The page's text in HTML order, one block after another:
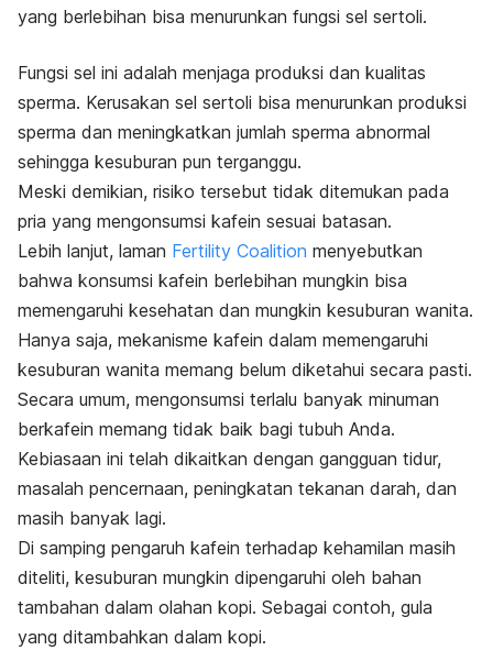
yang berlebihan bisa menurunkan fungsi sel sertoli.
Fungsi sel ini adalah menjaga produksi dan kualitas
sperma. Kerusakan sel sertoli bisa menurunkan produksi
sperma dan meningkatkan jumlah sperma abnormal
sehingga kesuburan pun terganggu.
Meski demikian, risiko tersebut tidak ditemukan pada
pria yang mengonsumsi kafein sesuai batasan.
Lebih lanjut, laman Fertility Coalition menyebutkan
bahwa konsumsi kafein berlebihan mungkin bisa
memengaruhi kesehatan dan mungkin kesuburan wanita.
Hanya saja, mekanisme kafein dalam memengaruhi
kesuburan wanita memang belum diketahui secara pasti.
Secara umum, mengonsumsi terlalu banyak minuman
berkafein memang tidak baik bagi tubuh Anda.
Kebiasaan ini telah dikaitkan dengan gangguan tidur,
masalah pencernaan, peningkatan tekanan darah, dan
masih banyak lagi.
Di samping pengaruh kafein terhadap kehamilan masih
diteliti, kesuburan mungkin dipengaruhi oleh bahan
tambahan dalam olahan kopi. Sebagai contoh, gula
yang ditambahkan dalam kopi.